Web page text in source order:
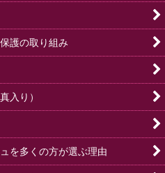
護の取り組み
入り）
を多くの方が選ぶ理由